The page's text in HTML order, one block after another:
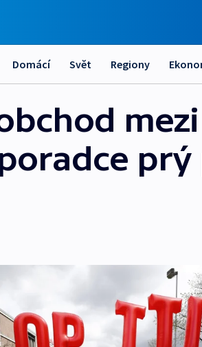
Domácí Svět Regiony
mezi